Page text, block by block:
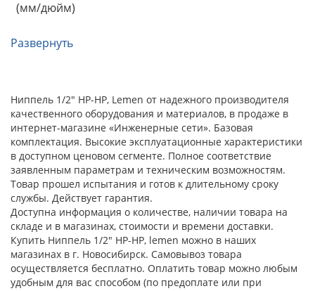
(мм/дюйм)
Развернуть
Ниппель 1/2" НР-НР, Lemen от надежного производителя
качественного оборудования и материалов, в продаже в
интернет-магазине «Инженерные сети». Базовая
комплектация. Высокие эксплуатационные характеристики
в доступном ценовом сегменте. Полное соответствие
заявленным параметрам и техническим возможностям.
Товар прошел испытания и готов к длительному сроку
службы. Действует гарантия.
Доступна информация о количестве, наличии товара на
складе и в магазинах, стоимости и времени доставки.
Купить Ниппель 1/2" НР-НР, lemen можно в наших
магазинах в г. Новосибирск. Самовывоз товара
осуществляется бесплатно. Оплатить товар можно любым
удобным для вас способом (по предоплате или при